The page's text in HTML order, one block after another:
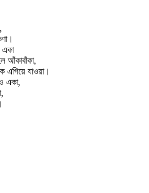
একা
আঁকাবাঁকা,
এগিয়ে যাওয়া।
একা,